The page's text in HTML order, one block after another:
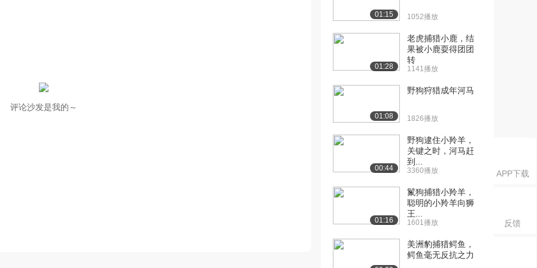
APP下载
反馈
评论沙发是我的～
01:15 1052播放
01:28
老虎捕猎小鹿，结
果被小鹿耍得团团
转
1141播放
01:08
野狗狩猎成年河马
1826播放
00:44
野狗逮住小羚羊，
关键之时，河马赶
到...
3360播放
01:16
鬣狗捕猎小羚羊，
聪明的小羚羊向狮
王...
1601播放
美洲豹捕猎鳄鱼，
鳄鱼毫无反抗之力